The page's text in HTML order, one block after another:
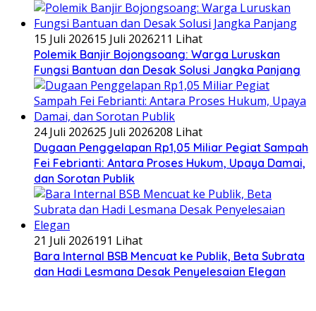
15 Juli 202615 Juli 2026211 Lihat
Polemik Banjir Bojongsoang: Warga Luruskan
Fungsi Bantuan dan Desak Solusi Jangka Panjang
24 Juli 202625 Juli 2026208 Lihat
Dugaan Penggelapan Rp1,05 Miliar Pegiat Sampah
Fei Febrianti: Antara Proses Hukum, Upaya Damai,
dan Sorotan Publik
21 Juli 2026191 Lihat
Bara Internal BSB Mencuat ke Publik, Beta Subrata
dan Hadi Lesmana Desak Penyelesaian Elegan